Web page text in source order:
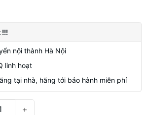
!!!
nội thành Hà Nội
linh hoạt
tại nhà, hãng tới bảo hành miễn phí
+